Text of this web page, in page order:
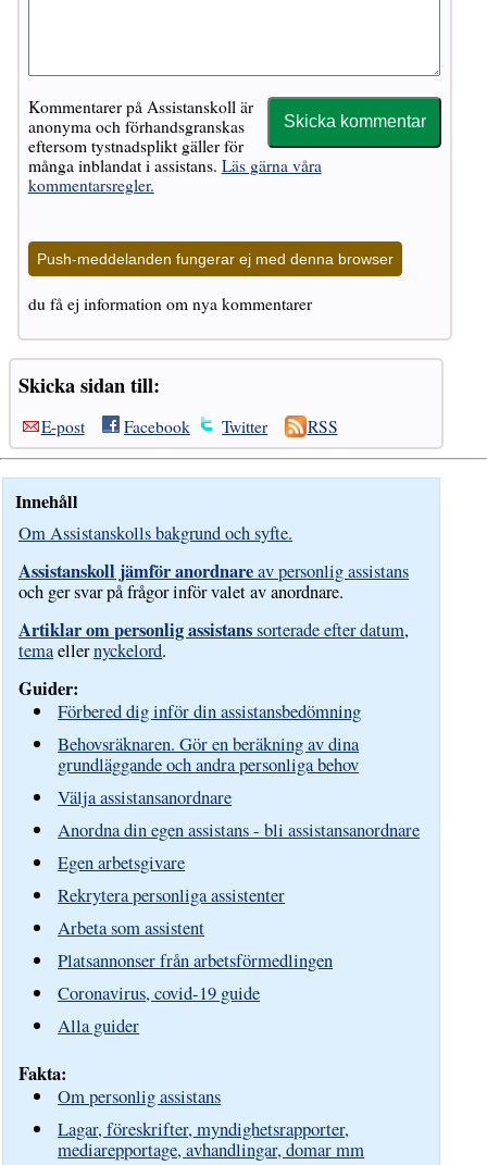
Kommentarer på Assistanskoll är
anonyma och förhandsgranskas
eftersom tystnadsplikt gäller för
många inblandat i assistans. Läs gärna våra
kommentarsregler.
Push-meddelanden fungerar ej med denna browser
du få ej information om nya kommentarer
Skicka sidan till:
E-post Facebook Twitter RSS
Innehåll
Om Assistanskolls bakgrund och syfte.
Assistanskoll jämför anordnareav personlig assistans
och ger svar på frågor inför valet av anordnare.
Artiklar om personlig assistanssorterade efter datum,
temaellernyckelord.
Guider:
Förbered dig inför din assistansbedömning
Behovsräknaren. Gör en beräkning av dina
grundläggande och andra personliga behov
Välja assistansanordnare
Anordna din egen assistans - bli assistansanordnare
Egen arbetsgivare
Rekrytera personliga assistenter
Arbeta som assistent
Platsannonser från arbetsförmedlingen
Coronavirus, covid-19 guide
Alla guider
Fakta:
Om personlig assistans
Lagar, föreskrifter, myndighetsrapporter,
mediarepportage, avhandlingar, domar mm